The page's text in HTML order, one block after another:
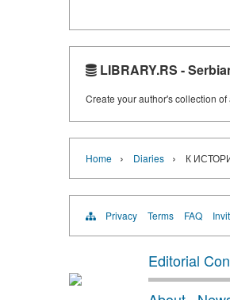
LIBRARY.RS -
Create your author's collection
Home › Diaries › К
Privacy Terms FAQ
Editorial